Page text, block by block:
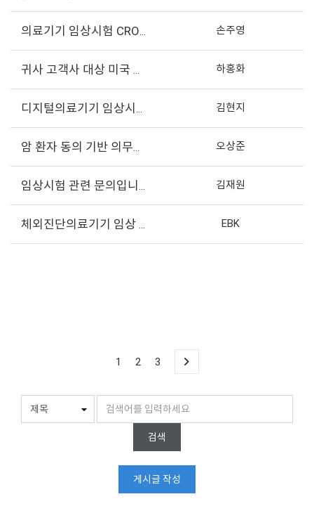
의료기기 임상시험 CRO 견적문의 손주영
귀사 고객사 대상 미국 규제(FDA 등) 지원 제안 하홍화
디지털의료기기 임상시험 견적문의 김현지
암 환자 동의 기반 의무기록 데이터 활용 협력 제안 - 퍼슬리(Persly) 오상준
임상시험 관련 문의입니다 김재원
체외진단의료기기 임상 관련 협의 요청 드립니다. EBK
1 2 3
검색
게시글 작성